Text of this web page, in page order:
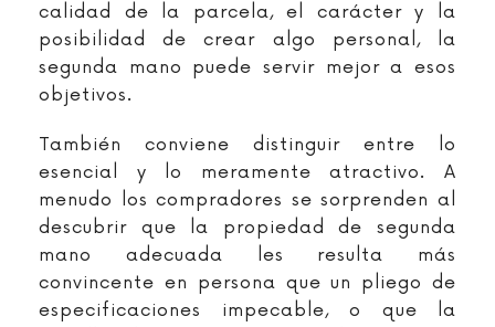
calidad de la parcela, el carácter y la
posibilidad de crear algo personal, la
segunda mano puede servir mejor a esos
objetivos.
También conviene distinguir entre lo
esencial y lo meramente atractivo. A
menudo los compradores se sorprenden al
descubrir que la propiedad de segunda
mano adecuada les resulta más
convincente en persona que un pliego de
especificaciones impecable, o que la